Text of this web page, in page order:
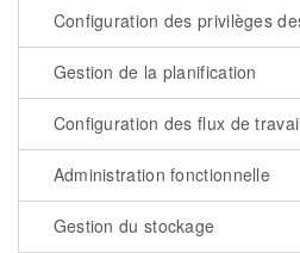
Configuration des privilèges
Gestion de la planification
Configuration des flux de
Administration fonctionnelle
Gestion du stockage